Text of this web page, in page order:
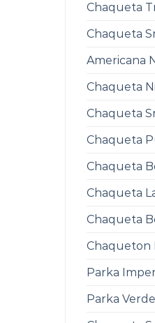
Chaqueta
Chaqueta
Americana
Chaqueta
Chaqueta
Chaqueta
Chaqueta
Chaqueta
Chaqueta
Chaqueton
Parka
Parka